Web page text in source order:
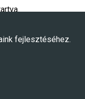
fejlesztéséhez.